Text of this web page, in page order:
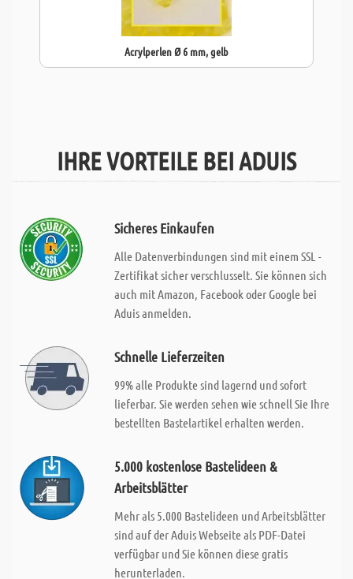
Acrylperlen Ø 6 mm, gelb
IHRE VORTEILE BEI ADUIS
Sicheres Einkaufen
Alle Datenverbindungen sind mit einem SSL -
Zertifikat sicher verschlusselt. Sie können sich
auch mit Amazon, Facebook oder Google bei
Aduis anmelden.
Schnelle Lieferzeiten
99% alle Produkte sind lagernd und sofort
lieferbar. Sie werden sehen wie schnell Sie Ihre
bestellten Bastelartikel erhalten werden.
5.000 kostenlose Bastelideen &
Arbeitsblätter
Mehr als 5.000 Bastelideen und Arbeitsblätter
sind auf der Aduis Webseite als PDF-Datei
verfügbar und Sie können diese gratis
herunterladen.